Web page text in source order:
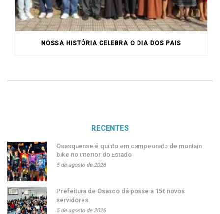
NOSSA HISTÓRIA CELEBRA O DIA DOS PAIS
RECENTES
Osasquense é quinto em campeonato de montain
bike no interior do Estado
5 de agosto de 2026
Prefeitura de Osasco dá posse a 156 novos
servidores
5 de agosto de 2026